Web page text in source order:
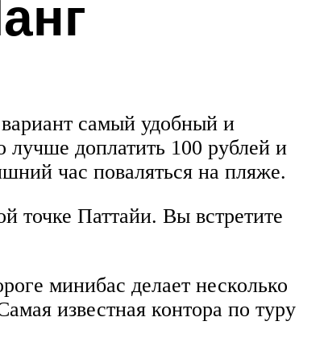
самый удобный и
доплатить 100 рублей и
час поваляться на пляже.
точке Паттайи. Вы встретите
минибас делает несколько
известная контора по туру